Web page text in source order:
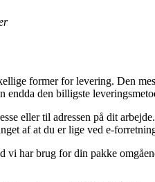
former for levering. Den
endda den billigste
eller til adressen på dit
af at du er lige ved e-
brug for din pakke